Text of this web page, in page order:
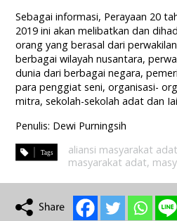
Sebagai informasi, Perayaan 20
2019 ini akan melibatkan dan
orang yang berasal dari
berbagai wilayah nusantara,
dunia dari berbagai negara,
para penggiat seni, organisasi-
mitra, sekolah-sekolah adat dan
Penulis: Dewi Purningsih
aliansi masyarakat
masyarakat adat,